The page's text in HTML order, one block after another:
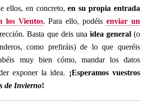
ellos, en concreto,en su propia entrada
los Vientos. Para ello, podéisenviar un
Basta que deis una idea general(o
como prefiráis) de lo que queréis
muy bien cómo, mandar los datos
exponer la idea. ¡Esperamos vuestros
de Invierno!